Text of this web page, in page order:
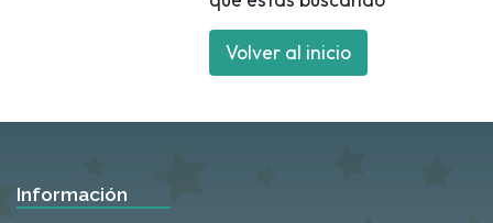
Volver al inicio
Información